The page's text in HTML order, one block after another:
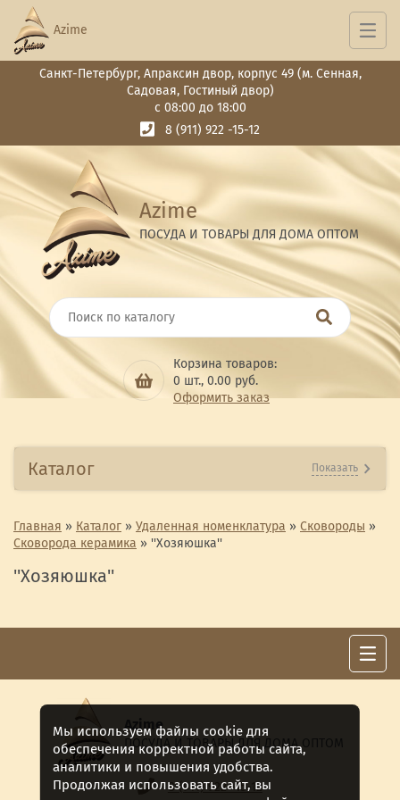
Санкт-Петербург, Апраксин двор, корпус 49 (м. Сенная,
Садовая, Гостиный двор)
с 08:00 до 18:00
8 (911) 922 -15-12
Azime
ПОСУДА И ТОВАРЫ ДЛЯ ДОМА ОПТОМ
Корзина товаров:
0 шт., 0.00 руб.
Оформить заказ
Azime
Каталог Показать
Главная » Каталог » Удаленная номенклатура » Сковороды »
Сковорода керамика » ''Хозяюшка''
''Хозяюшка''
Azime
ПОСУДА И ТОВАРЫ ДЛЯ ДОМА ОПТОМ
8 (911) 922 -15-12
Мы используем файлы cookie для
обеспечения корректной работы сайта,
аналитики и повышения удобства.
Продолжая использовать сайт, вы